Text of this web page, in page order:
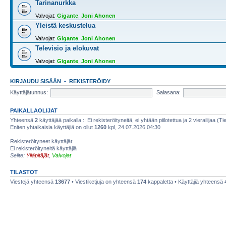
Tarinanurkka
Valvojat: Gigante Joni Ahonen
Yleistä keskustelua
Valvojat: Gigante Joni Ahonen
Televisio ja elokuvat
Valvojat: Gigante Joni Ahonen
KIRJAUDU SISÄÄN • REKISTERÖIDY
Käyttäjätunnus:
Salasana:
PAIKALLAOLIJAT
Yhteensä 2 käyttäjää paikalla :: Ei rekisteröityneitä, ei yhtään piilotettua ja 2 vierailijaa
Eniten yhtaikaisia käyttäjiä on ollut 1260 kpl, 24.07.2026 04:30
Rekisteröityneet käyttäjät:
Ei rekisteröityneitä käyttäjiä
Selite: Ylläpitäjät, Valvojat
TILASTOT
Viestejä yhteensä 13677 • Viestiketjuja on yhteensä 174 kappaletta • Käyttäjiä yhteensä